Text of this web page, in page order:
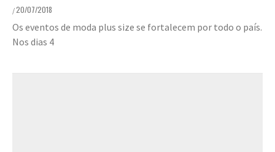
/20/07/2018
Os eventos de moda plus size se fortalecem por todo o país.
Nos dias 4